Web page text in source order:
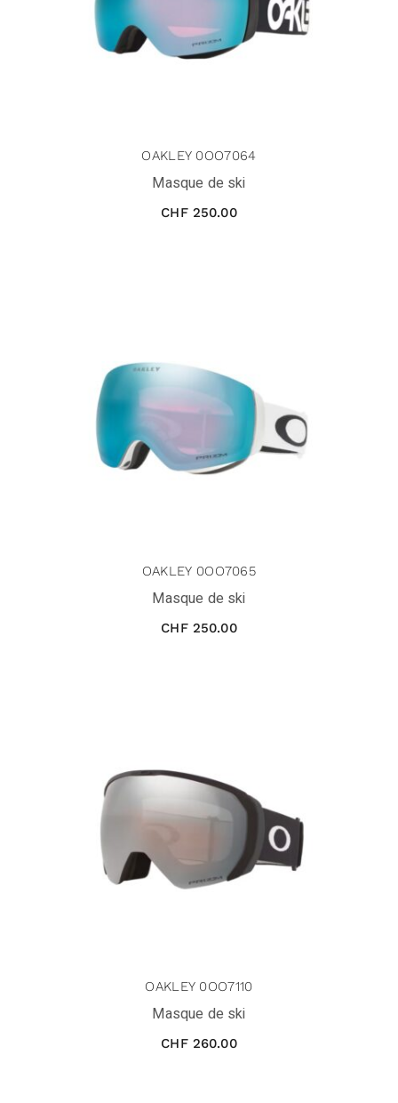
OAKLEY 0OO7064
Masque de ski
CHF250.00
OAKLEY 0OO7065
Masque de ski
CHF250.00
OAKLEY 0OO7110
Masque de ski
CHF260.00